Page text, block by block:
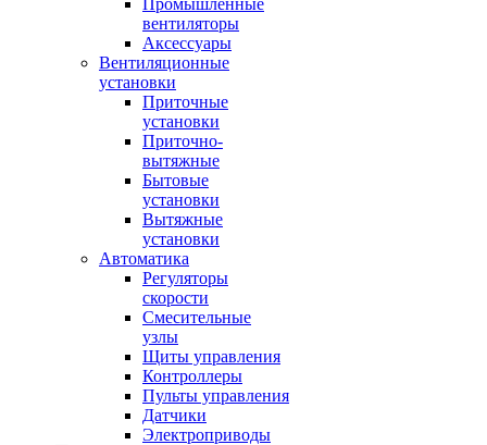
Промышленные
вентиляторы
Аксессуары
Вентиляционные
установки
Приточные
установки
Приточно-
вытяжные
Бытовые
установки
Вытяжные
установки
Автоматика
Регуляторы
скорости
Смесительные
узлы
Щиты управления
Контроллеры
Пульты управления
Датчики
Электроприводы